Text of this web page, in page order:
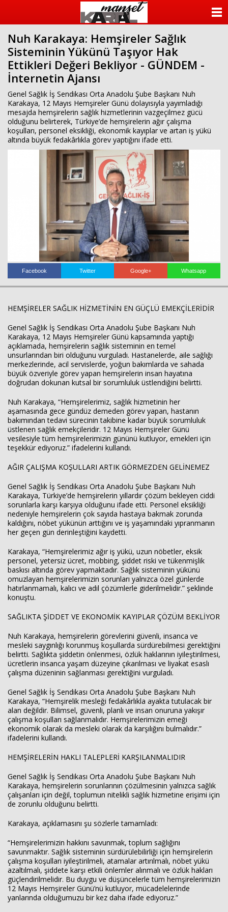
Nuh Karakaya: Hemşireler Sağlık
Sisteminin Yükünü Taşıyor Hak
Ettikleri Değeri Bekliyor - GÜNDEM -
İnternetin Ajansı
Genel Sağlık İş Sendikası Orta Anadolu Şube Başkanı Nuh
Karakaya, 12 Mayıs Hemşireler Günü dolayısıyla yayımladığı
mesajda hemşirelerin sağlık hizmetlerinin vazgeçilmez gücü
olduğunu belirterek, Türkiye’de hemşirelerin ağır çalışma
koşulları, personel eksikliği, ekonomik kayıplar ve artan iş yükü
altında büyük fedakârlıkla görev yaptığını ifade etti.
Facebook Twitter Google+ Whatsapp
HEMŞİRELER SAĞLIK HİZMETİNİN EN GÜÇLÜ EMEKÇİLERİDİR
Genel Sağlık İş Sendikası Orta Anadolu Şube Başkanı Nuh
Karakaya, 12 Mayıs Hemşireler Günü kapsamında yaptığı
açıklamada, hemşirelerin sağlık sisteminin en temel
unsurlarından biri olduğunu vurguladı. Hastanelerde, aile sağlığı
merkezlerinde, acil servislerde, yoğun bakımlarda ve sahada
büyük özveriyle görev yapan hemşirelerin insan hayatına
doğrudan dokunan kutsal bir sorumluluk üstlendiğini belirtti.
Nuh Karakaya, “Hemşirelerimiz, sağlık hizmetinin her
aşamasında gece gündüz demeden görev yapan, hastanın
bakımından tedavi sürecinin takibine kadar büyük sorumluluk
üstlenen sağlık emekçileridir. 12 Mayıs Hemşireler Günü
vesilesiyle tüm hemşirelerimizin gününü kutluyor, emekleri için
teşekkür ediyoruz.” ifadelerini kullandı.
AĞIR ÇALIŞMA KOŞULLARI ARTIK GÖRMEZDEN GELİNEMEZ
Genel Sağlık İş Sendikası Orta Anadolu Şube Başkanı Nuh
Karakaya, Türkiye’de hemşirelerin yıllardır çözüm bekleyen ciddi
sorunlarla karşı karşıya olduğunu ifade etti. Personel eksikliği
nedeniyle hemşirelerin çok sayıda hastaya bakmak zorunda
kaldığını, nöbet yükünün arttığını ve iş yaşamındaki yıpranmanın
her geçen gün derinleştiğini kaydetti.
Karakaya, “Hemşirelerimiz ağır iş yükü, uzun nöbetler, eksik
personel, yetersiz ücret, mobbing, şiddet riski ve tükenmişlik
baskısı altında görev yapmaktadır. Sağlık sisteminin yükünü
omuzlayan hemşirelerimizin sorunları yalnızca özel günlerde
hatırlanmamalı, kalıcı ve adil çözümlerle giderilmelidir.” şeklinde
konuştu.
SAĞLIKTA ŞİDDET VE EKONOMİK KAYIPLAR ÇÖZÜM BEKLİYOR
Nuh Karakaya, hemşirelerin görevlerini güvenli, insanca ve
mesleki saygınlığı korunmuş koşullarda sürdürebilmesi gerektiğini
belirtti. Sağlıkta şiddetin önlenmesi, özlük haklarının iyileştirilmesi,
ücretlerin insanca yaşam düzeyine çıkarılması ve liyakat esaslı
çalışma düzeninin sağlanması gerektiğini vurguladı.
Genel Sağlık İş Sendikası Orta Anadolu Şube Başkanı Nuh
Karakaya, “Hemşirelik mesleği fedakârlıkla ayakta tutulacak bir
alan değildir. Bilimsel, güvenli, planlı ve insan onuruna yakışır
çalışma koşulları sağlanmalıdır. Hemşirelerimizin emeği
ekonomik olarak da mesleki olarak da karşılığını bulmalıdır.”
ifadelerini kullandı.
HEMŞİRELERİN HAKLI TALEPLERİ KARŞILANMALIDIR
Genel Sağlık İş Sendikası Orta Anadolu Şube Başkanı Nuh
Karakaya, hemşirelerin sorunlarının çözülmesinin yalnızca sağlık
çalışanları için değil, toplumun nitelikli sağlık hizmetine erişimi için
de zorunlu olduğunu belirtti.
Karakaya, açıklamasını şu sözlerle tamamladı:
“Hemşirelerimizin hakkını savunmak, toplum sağlığını
savunmaktır. Sağlık sisteminin sürdürülebilirliği için hemşirelerin
çalışma koşulları iyileştirilmeli, atamalar artırılmalı, nöbet yükü
azaltılmalı, şiddete karşı etkili önlemler alınmalı ve özlük hakları
güçlendirilmelidir. Bu duygu ve düşüncelerle tüm hemşirelerimizin
12 Mayıs Hemşireler Günü’nü kutluyor, mücadelelerinde
yanlarında olduğumuzu bir kez daha ifade ediyoruz.”
KATEGORİLER
YAZARLAR
FOTO GALERİ
VİDEO GALERİ
KÜNYE
Haberin Doğru Adresi.